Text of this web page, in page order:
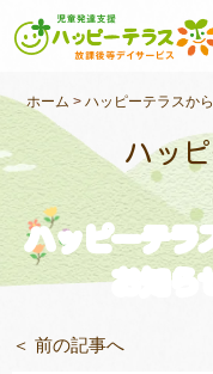
私たちについ
未就学のお
小学生〜高
支援事例
ホーム >ハッピーテラスか
ハッ
ハッピーテラ
お知ら
＜ 前の記事へ